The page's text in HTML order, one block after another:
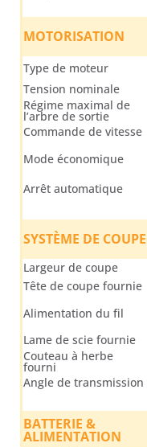
MOTORISATION
Type de moteur
Tension nominale
Régime maximal de
l’arbre de sortie
Commande de vitesse
Mode économique
Arrêt automatique
SYSTÈME DE COUPE
Largeur de coupe
Tête de coupe fournie
Alimentation du fil
Lame de scie fournie
Couteau à herbe
fourni
Angle de transmission
BATTERIE &
ALIMENTATION